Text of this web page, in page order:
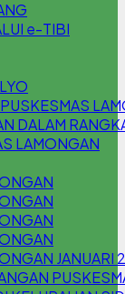
e-TIBI
DALAM
LAMONGAN
JANUARI